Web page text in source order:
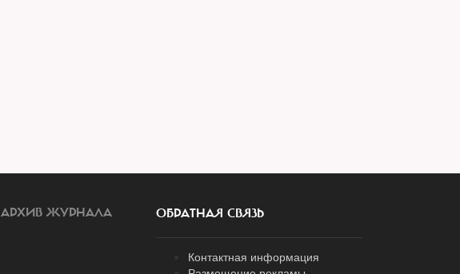
АРХИВ ЖУРНАЛА ОБРАТНАЯ СВЯЗЬ
Контактная информация